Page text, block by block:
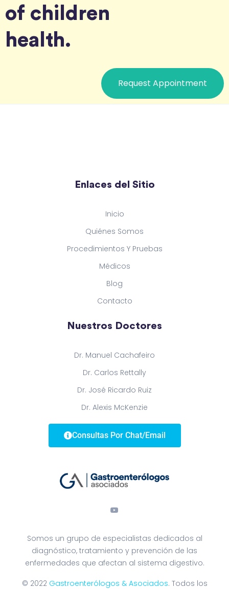
of children
health.
Request Appointment
Somos un grupo de especialistas dedicados al
diagnóstico, tratamiento y prevención de las
enfermedades que afectan al sistema digestivo.
© 2022 Gastroenterólogos & Asociados. Todos los
Enlaces del Sitio
Inicio
Quiénes Somos
Procedimientos Y Pruebas
Médicos
Blog
Contacto
Nuestros Doctores
Dr. Manuel Cachafeiro
Dr. Carlos Rettally
Dr. José Ricardo Ruiz
Dr. Alexis McKenzie
Consultas Por Chat/Email